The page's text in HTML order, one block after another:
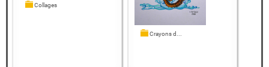
Collages
Crayons d...